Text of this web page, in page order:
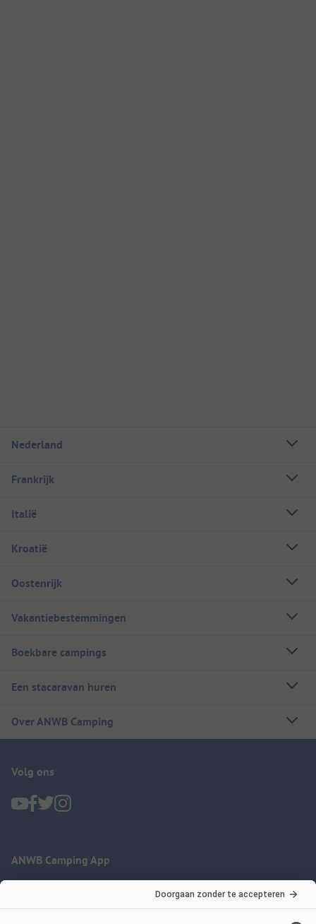
Nederland
Frankrijk
Italië
Kroatië
Oostenrijk
Vakantiebestemmingen
Boekbare campings
Een stacaravan huren
Over ANWB Camping
Volg ons
ANWB Camping App